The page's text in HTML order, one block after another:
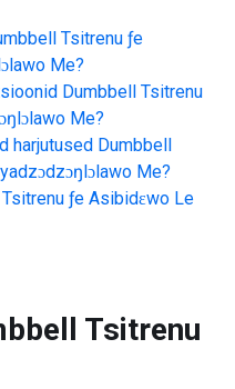
Tsitrenu ƒe
Me?
Dumbbell Tsitrenu
Me?
harjutused Dumbbell
Me?
ƒe Asibidɛwo Le
Tsitrenu